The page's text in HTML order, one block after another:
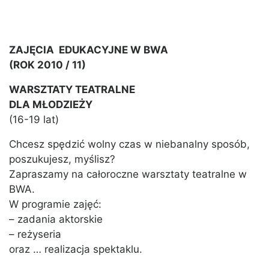
ZAJĘCIA EDUKACYJNE W BWA
(ROK 2010 / 11)
WARSZTATY TEATRALNE
DLA MŁODZIEŻY
(16-19 lat)
Chcesz spędzić wolny czas w niebanalny sposób,
poszukujesz, myślisz?
Zapraszamy na całoroczne warsztaty teatralne w
BWA.
W programie zajęć:
– zadania aktorskie
– reżyseria
oraz … realizacja spektaklu.